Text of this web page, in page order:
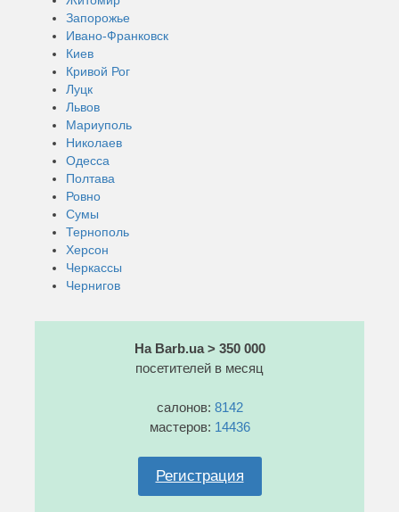
Запорожье
Ивано-Франковск
Киев
Кривой Рог
Луцк
Львов
Мариуполь
Николаев
Одесса
Полтава
Ровно
Сумы
Тернополь
Херсон
Черкассы
Чернигов
На Barb.ua > 350 000
посетителей в месяц
салонов: 8142
мастеров: 14436
Регистрация